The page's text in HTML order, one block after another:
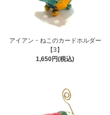
アイアン・ねこのカードホルダー
【3】
1,650円(税込)